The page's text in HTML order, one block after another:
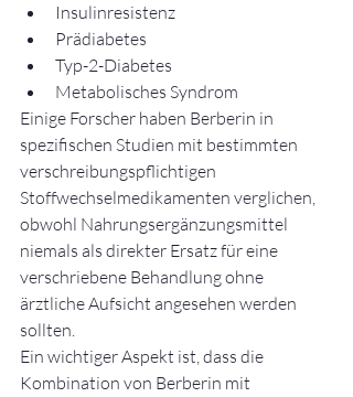
Insulinresistenz
Prädiabetes
Typ-2-Diabetes
Metabolisches Syndrom
Einige Forscher haben Berberin in
spezifischen Studien mit bestimmten
verschreibungspflichtigen
Stoffwechselmedikamenten verglichen,
obwohl Nahrungsergänzungsmittel
niemals als direkter Ersatz für eine
verschriebene Behandlung ohne
ärztliche Aufsicht angesehen werden
sollten.
Ein wichtiger Aspekt ist, dass die
Kombination von Berberin mit